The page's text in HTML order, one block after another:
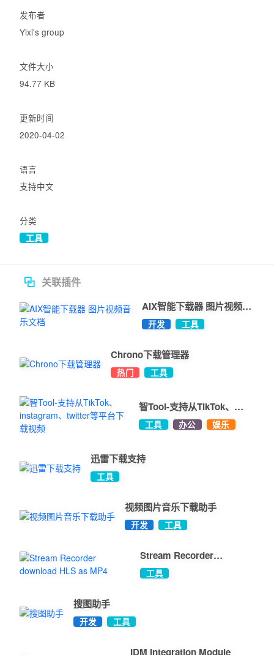
发布者
Yixi's group
文件大小
94.77 KB
更新时间
2020-04-02
语言
支持中文
分类
工具
关联插件
AIX智能下载器 图片视频音
乐文档
开发 工具
Chrono下载管理器
热门 工具
智Tool-支持从TikTok、
instagram、twitter等平台
下载视频
工具 办公 娱乐
迅雷下载支持
工具
视频图片音乐下载助手
开发 工具
Stream Recorder
download HLS as MP4
工具
搜图助手
开发 工具
IDM Integration Module